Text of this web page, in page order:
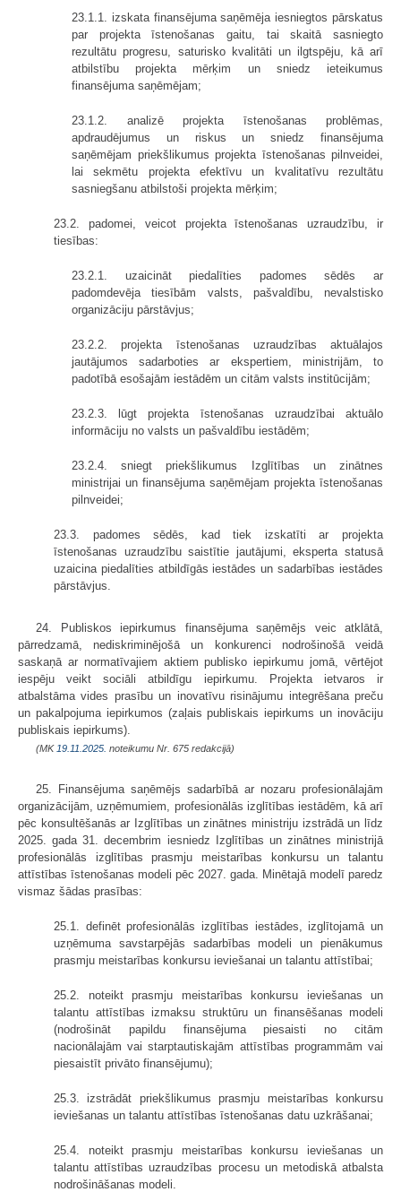
23.1.1. izskata finansējuma saņēmēja iesniegtos pārskatus
par projekta īstenošanas gaitu, tai skaitā sasniegto
rezultātu progresu, saturisko kvalitāti un ilgtspēju, kā arī
atbilstību projekta mērķim un sniedz ieteikumus
finansējuma saņēmējam;
23.1.2. analizē projekta īstenošanas problēmas,
apdraudējumus un riskus un sniedz finansējuma
saņēmējam priekšlikumus projekta īstenošanas pilnveidei,
lai sekmētu projekta efektīvu un kvalitatīvu rezultātu
sasniegšanu atbilstoši projekta mērķim;
23.2. padomei, veicot projekta īstenošanas uzraudzību, ir
tiesības:
23.2.1. uzaicināt piedalīties padomes sēdēs ar
padomdevēja tiesībām valsts, pašvaldību, nevalstisko
organizāciju pārstāvjus;
23.2.2. projekta īstenošanas uzraudzības aktuālajos
jautājumos sadarboties ar ekspertiem, ministrijām, to
padotībā esošajām iestādēm un citām valsts institūcijām;
23.2.3. lūgt projekta īstenošanas uzraudzībai aktuālo
informāciju no valsts un pašvaldību iestādēm;
23.2.4. sniegt priekšlikumus Izglītības un zinātnes
ministrijai un finansējuma saņēmējam projekta īstenošanas
pilnveidei;
23.3. padomes sēdēs, kad tiek izskatīti ar projekta
īstenošanas uzraudzību saistītie jautājumi, eksperta statusā
uzaicina piedalīties atbildīgās iestādes un sadarbības iestādes
pārstāvjus.
24. Publiskos iepirkumus finansējuma saņēmējs veic atklātā,
pārredzamā, nediskriminējošā un konkurenci nodrošinošā veidā
saskaņā ar normatīvajiem aktiem publisko iepirkumu jomā, vērtējot
iespēju veikt sociāli atbildīgu iepirkumu. Projekta ietvaros ir
atbalstāma vides prasību un inovatīvu risinājumu integrēšana preču
un pakalpojuma iepirkumos (zaļais publiskais iepirkums un inovāciju
publiskais iepirkums).
(MK 19.11.2025. noteikumu Nr. 675 redakcijā)
25. Finansējuma saņēmējs sadarbībā ar nozaru profesionālajām
organizācijām, uzņēmumiem, profesionālās izglītības iestādēm, kā arī
pēc konsultēšanās ar Izglītības un zinātnes ministriju izstrādā un līdz
2025. gada 31. decembrim iesniedz Izglītības un zinātnes ministrijā
profesionālās izglītības prasmju meistarības konkursu un talantu
attīstības īstenošanas modeli pēc 2027. gada. Minētajā modelī paredz
vismaz šādas prasības:
25.1. definēt profesionālās izglītības iestādes, izglītojamā un
uzņēmuma savstarpējās sadarbības modeli un pienākumus
prasmju meistarības konkursu ieviešanai un talantu attīstībai;
25.2. noteikt prasmju meistarības konkursu ieviešanas un
talantu attīstības izmaksu struktūru un finansēšanas modeli
(nodrošināt papildu finansējuma piesaisti no citām
nacionālajām vai starptautiskajām attīstības programmām vai
piesaistīt privāto finansējumu);
25.3. izstrādāt priekšlikumus prasmju meistarības konkursu
ieviešanas un talantu attīstības īstenošanas datu uzkrāšanai;
25.4. noteikt prasmju meistarības konkursu ieviešanas un
talantu attīstības uzraudzības procesu un metodiskā atbalsta
nodrošināšanas modeli.